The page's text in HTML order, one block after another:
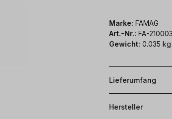
Marke: FAMAG
Art.-Nr.: FA-
Gewicht: 0.035 kg
Lieferumfang
Hersteller